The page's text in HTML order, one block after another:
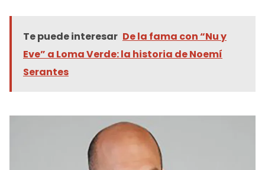
Te puede interesar De la fama con “Nu y
Eve” a Loma Verde: la historia de Noemí
Serantes